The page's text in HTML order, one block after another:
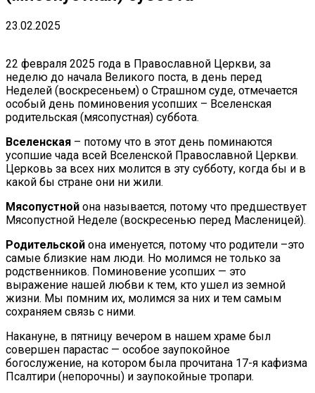
23.02.2025
22 февраля 2025 года в Православной Церкви, за
неделю до начала Великого поста, в день перед
Неделей (воскресеньем) о Страшном суде, отмечается
особый день поминовения усопших – Вселенская
родительская (мясопустная) суббота.
Вселенская – потому что в этот день поминаются
усопшие чада всей Вселенской Православной Церкви.
Церковь за всех них молится в эту субботу, когда бы и в
какой бы стране они ни жили.
Мясопустной она называется, потому что предшествует
Мясопустной Неделе (воскресенью перед Масленицей).
Родительской она именуется, потому что родители –это
самые близкие нам люди. Но молимся не только за
родственников. Поминовение усопших — это
выражение нашей любви к тем, кто ушел из земной
жизни. Мы помним их, молимся за них и тем самым
сохраняем связь с ними.
Накануне, в пятницу вечером в нашем храме был
совершен парастас — особое заупокойное
богослужение, на котором была прочитана 17-я кафизма
Псалтири (непорочны) и заупокойные тропари.